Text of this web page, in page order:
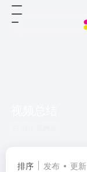
排序 发布 更新